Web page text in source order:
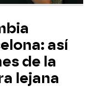
así
de la
lejana